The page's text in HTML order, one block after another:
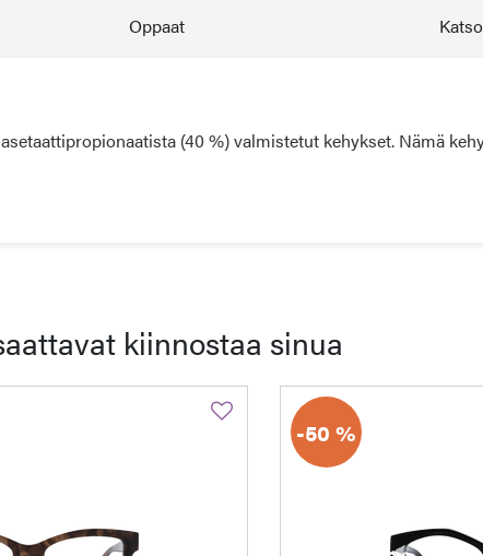
Oppaat
(40 %) valmistetut kehykset. Nämä
kiinnostaa sinua
-50 %